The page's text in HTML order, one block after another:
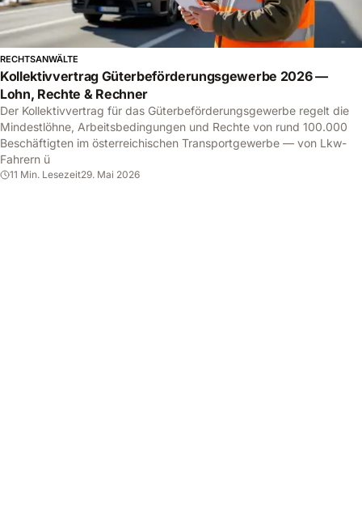
RECHTSANWÄLTE
Kollektivvertrag Güterbeförderungsgewerbe 2026 —
Lohn, Rechte & Rechner
Der Kollektivvertrag für das Güterbeförderungsgewerbe regelt die
Mindestlöhne, Arbeitsbedingungen und Rechte von rund 100.000
Beschäftigten im österreichischen Transportgewerbe — von Lkw-
Fahrern ü
11 Min. Lesezeit29. Mai 2026